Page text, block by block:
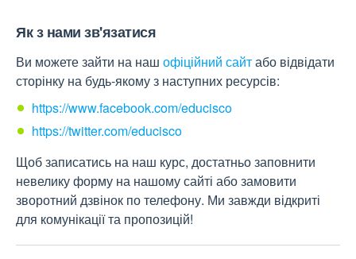
Як з нами зв'язатися
Ви можете зайти на наш офіційний сайтабо відвідати
сторінку на будь-якому з наступних ресурсів:
https://www.facebook.com/educisco
https://twitter.com/educisco
Щоб записатись на наш курс, достатньо заповнити
невелику форму на нашому сайті або замовити
зворотний дзвінок по телефону. Ми завжди відкриті
для комунікації та пропозицій!